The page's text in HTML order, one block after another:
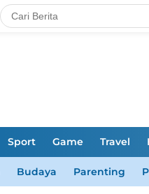
Sport Game Travel
Budaya Parenting